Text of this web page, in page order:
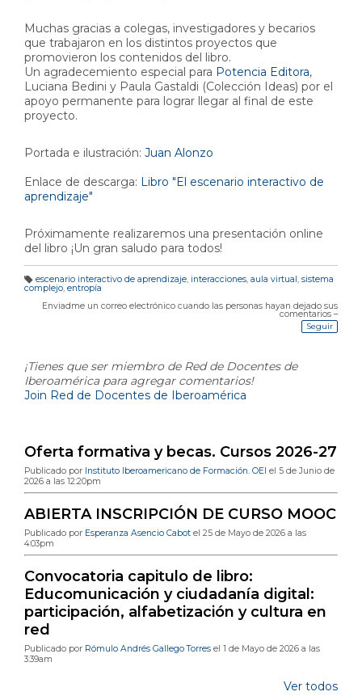
Muchas gracias a colegas, investigadores y becarios
que trabajaron en los distintos proyectos que
promovieron los contenidos del libro.
Un agradecemiento especial para Potencia Editora,
Luciana Bedini y Paula Gastaldi (Colección Ideas) por el
apoyo permanente para lograr llegar al final de este
proyecto.
Portada e ilustración: Juan Alonzo
Enlace de descarga: Libro "El escenario interactivo de
aprendizaje"
Próximamente realizaremos una presentación online
del libro ¡Un gran saludo para todos!
E
escenario interactivo de aprendizaje, interacciones, aula virtual , sistema
complejo, entropía
Enviadme un correo electrónico cuando las personas hayan dejado sus
comentarios –
Seguir
¡Tienes que ser miembro de Red de Docentes de
Iberoamérica para agregar comentarios!
Join Red de Docentes de Iberoamérica
Oferta formativa y becas. Cursos 2026-27
Publicado por Instituto Iberoamericano de Formación. OEI el 5 de Junio de
2026 a las 12:20pm
ABIERTA INSCRIPCIÓN DE CURSO MOOC
Publicado por Esperanza Asencio Cabot el 25 de Mayo de 2026 a las
4:03pm
Convocatoria capitulo de libro:
Educomunicación y ciudadanía digital:
participación, alfabetización y cultura en
red
Publicado por Rómulo Andrés Gallego Torres el 1 de Mayo de 2026 a las
3:39am
Ver todos